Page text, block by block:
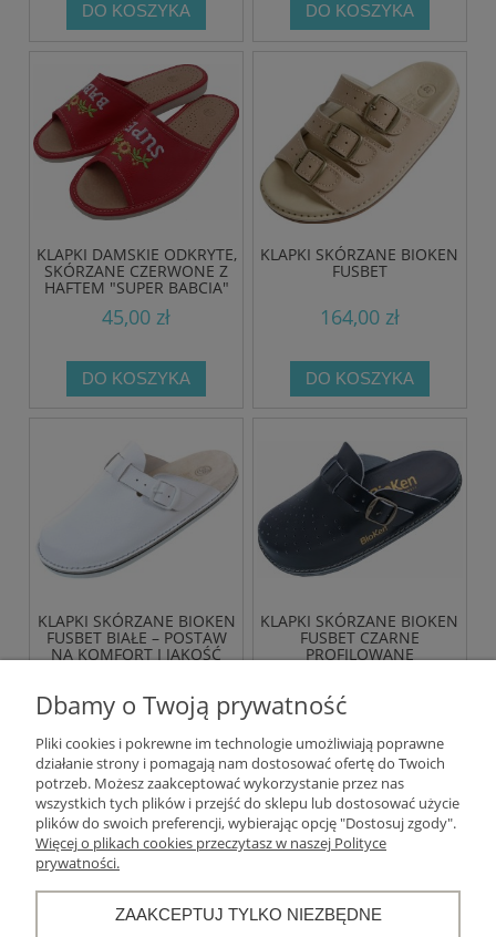
DO KOSZYKA DO KOSZYKA
KLAPKI DAMSKIE ODKRYTE,
SKÓRZANE CZERWONE Z
HAFTEM "SUPER BABCIA"
45,00 zł
DO KOSZYKA
KLAPKI SKÓRZANE BIOKEN
FUSBET
164,00 zł
DO KOSZYKA
KLAPKI SKÓRZANE BIOKEN
FUSBET BIAŁE – POSTAW
NA KOMFORT I JAKOŚĆ
DO KOSZYKA
KLAPKI SKÓRZANE BIOKEN
FUSBET CZARNE
PROFILOWANE
DO KOSZYKA
« 1 2 3 4 5 ... 11 »
Warunki zakupów
Dbamy o Twoją prywatność
Pliki cookies i pokrewne im technologie umożliwiają poprawne
działanie strony i pomagają nam dostosować ofertę do Twoich
potrzeb. Możesz zaakceptować wykorzystanie przez nas
wszystkich tych plików i przejść do sklepu lub dostosować użycie
plików do swoich preferencji, wybierając opcję "Dostosuj zgody".
Więcej o plikach cookies przeczytasz w naszej Polityce
prywatności.
ZAAKCEPTUJ TYLKO NIEZBĘDNE